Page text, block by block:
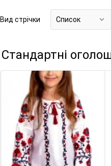
Вид стрічки Список
Стандартні